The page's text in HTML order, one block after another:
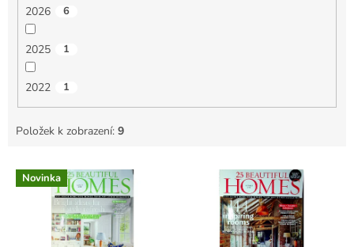
2026 6
2025 1
2022 1
Položek k zobrazení: 9
V Novinka